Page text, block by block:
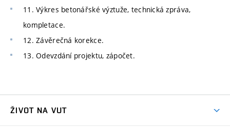
11. Výkres betonářské výztuže, technická zpráva,
kompletace.
12. Závěrečná korekce.
13. Odevzdání projektu, zápočet.
ŽIVOT NA VUT